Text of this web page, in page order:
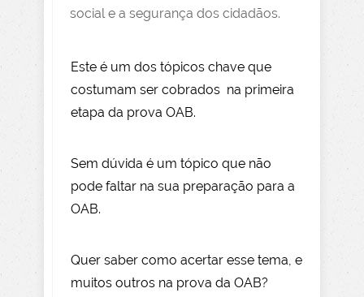
social e a segurança dos cidadãos.
Este é um dos tópicos chave que
costumam ser cobrados na primeira
etapa da prova OAB.
Sem dúvida é um tópico que não
pode faltar na sua preparação para a
OAB.
Quer saber como acertar esse tema, e
muitos outros na prova da OAB?